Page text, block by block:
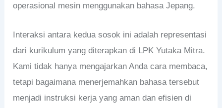
operasional mesin menggunakan bahasa Jepang.
Interaksi antara kedua sosok ini adalah representasi
dari kurikulum yang diterapkan di LPK Yutaka Mitra.
Kami tidak hanya mengajarkan Anda cara membaca,
tetapi bagaimana menerjemahkan bahasa tersebut
menjadi instruksi kerja yang aman dan efisien di